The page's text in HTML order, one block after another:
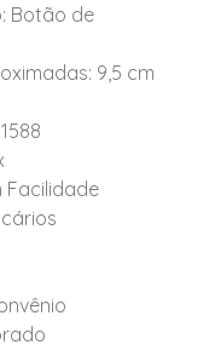
Botão de
9,5 cm